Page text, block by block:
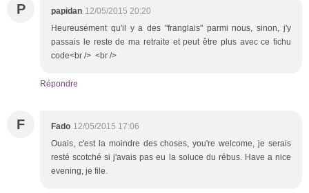
P papidan 12/05/2015 20:20
Heureusement qu'il y a des "franglais" parmi nous, sinon, j'y
passais le reste de ma retraite et peut être plus avec ce fichu
code<br /> <br />
Répondre
F Fado 12/05/2015 17:06
Ouais, c'est la moindre des choses, you're welcome, je serais
resté scotché si j'avais pas eu la soluce du rébus. Have a nice
evening, je file.